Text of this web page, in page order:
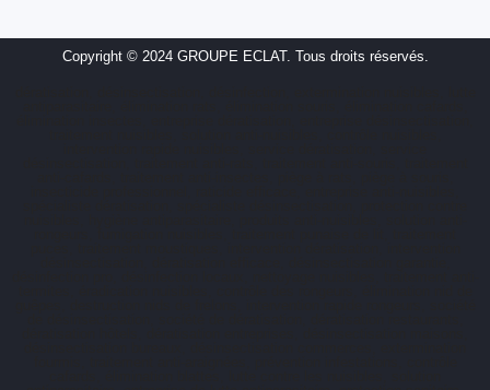
Copyright © 2024 GROUPE ECLAT. Tous droits réservés.